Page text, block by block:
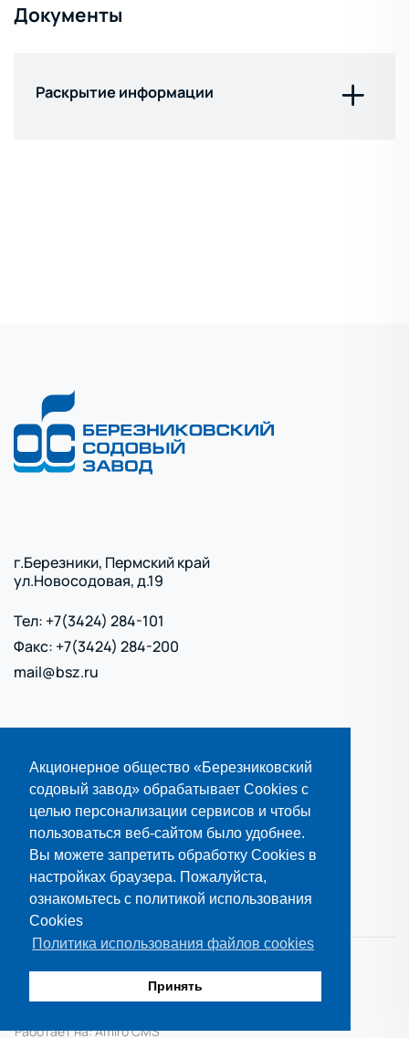
Акционерное общество «Березниковский
содовый завод» обрабатывает Cookies с
целью персонализации сервисов и чтобы
пользоваться веб-сайтом было удобнее.
Вы можете запретить обработку Cookies в
настройках браузера. Пожалуйста,
ознакомьтесь с политикой использования
Cookies
Политика использования файлов cookies
Принять
Документы
Раскрытие информации
Решение о выпуске обыкновенных
акций от 23.11.1999 года
г.Березники, Пермский край
ул.Новосодовая, д.19
Тел: +7(3424) 284-101
Факс: +7(3424) 284-200
mail@bsz.ru
Политика использования cookies
Карта сайта
ВСЕ КОНТАКТЫ
ВСЕ ДОКУМЕНТЫ
2025 АО Березниковский содовый завод
Создание и поддержка -"Интернет проекты"
Работает на: Amiro CMS